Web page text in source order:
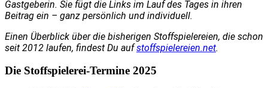
Gastgeberin. Sie fügt die Links im Lauf des Tages in ihren
Beitrag ein – ganz persönlich und individuell.
Einen Überblick über die bisherigen Stoffspielereien, die schon
seit 2012 laufen, findest Du aufstoffspielereien.net.
Die Stoffspielerei-Termine 2025